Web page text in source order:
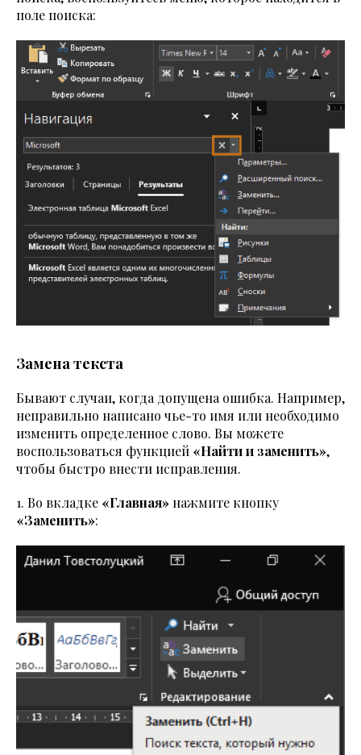
поле поиска:
Замена текста
Бывают случаи, когда допущена ошибка. Например,
неправильно написано чье-то имя или необходимо
изменить определенное слово. Вы можете
воспользоваться функцией «Найти и заменить»,
чтобы быстро внести исправления.
1. Во вкладке «Главная» нажмите кнопку
«Заменить»: